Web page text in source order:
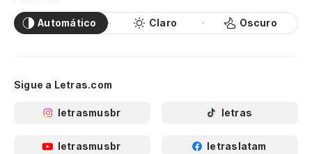
Automático Claro Oscuro
Sigue a Letras.com
letrasmusbr letras
letrasmusbr letraslatam